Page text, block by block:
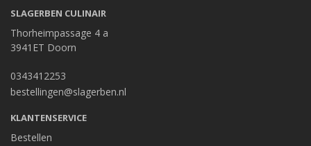
SLAGERBEN CULINAIR
Thorheimpassage 4 a
3941ET Doorn
0343412253
bestellingen@slagerben.nl
KLANTENSERVICE
Bestellen